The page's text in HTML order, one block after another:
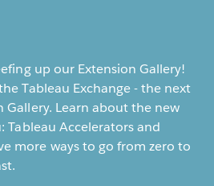
up our Extension Gallery!
Tableau Exchange - the next
Gallery. Learn about the new
Tableau Accelerators and
more ways to go from zero to